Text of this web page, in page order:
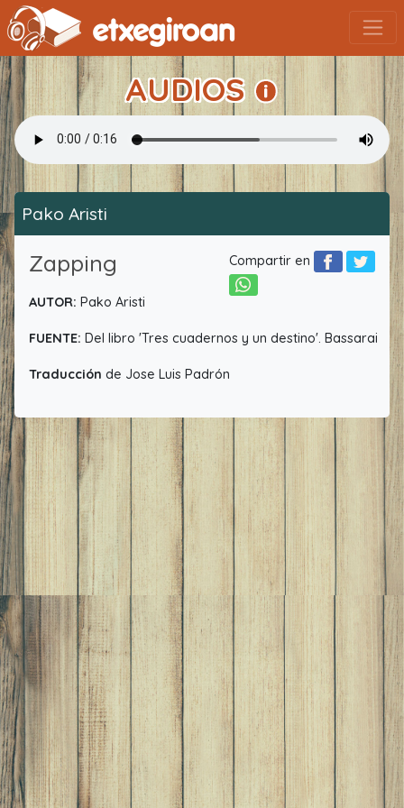
AUDIOS
Pako Aristi
Compartir en
Zapping
AUTOR: Pako Aristi
FUENTE: Del libro 'Tres cuadernos y un destino'. Bassarai
Traducción de Jose Luis Padrón